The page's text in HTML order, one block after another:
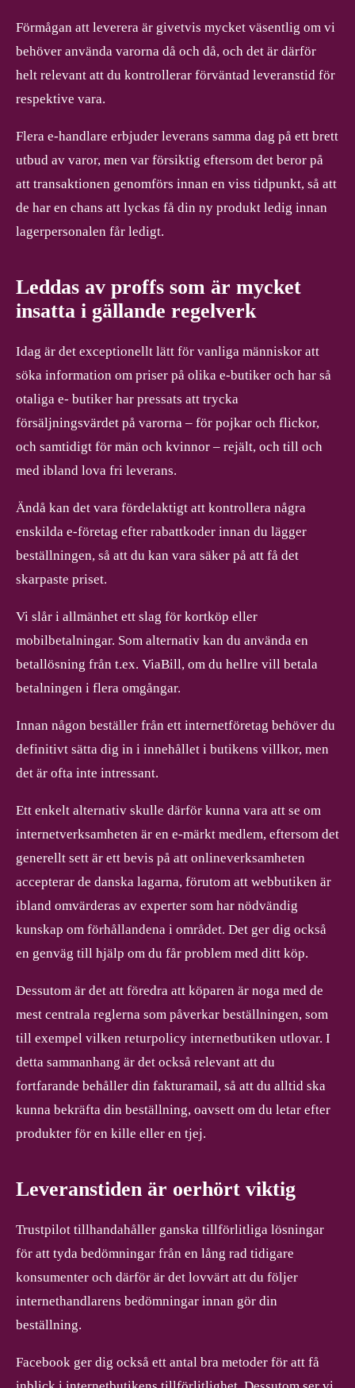
Förmågan att leverera är givetvis mycket väsentlig om vi
behöver använda varorna då och då, och det är därför
helt relevant att du kontrollerar förväntad leveranstid för
respektive vara.
Flera e-handlare erbjuder leverans samma dag på ett brett
utbud av varor, men var försiktig eftersom det beror på
att transaktionen genomförs innan en viss tidpunkt, så att
de har en chans att lyckas få din ny produkt ledig innan
lagerpersonalen får ledigt.
Leddas av proffs som är mycket
insatta i gällande regelverk
Idag är det exceptionellt lätt för vanliga människor att
söka information om priser på olika e-butiker och har så
otaliga e- butiker har pressats att trycka
försäljningsvärdet på varorna – för pojkar och flickor,
och samtidigt för män och kvinnor – rejält, och till och
med ibland lova fri leverans.
Ändå kan det vara fördelaktigt att kontrollera några
enskilda e-företag efter rabattkoder innan du lägger
beställningen, så att du kan vara säker på att få det
skarpaste priset.
Vi slår i allmänhet ett slag för kortköp eller
mobilbetalningar. Som alternativ kan du använda en
betallösning från t.ex. ViaBill, om du hellre vill betala
betalningen i flera omgångar.
Innan någon beställer från ett internetföretag behöver du
definitivt sätta dig in i innehållet i butikens villkor, men
det är ofta inte intressant.
Ett enkelt alternativ skulle därför kunna vara att se om
internetverksamheten är en e-märkt medlem, eftersom det
generellt sett är ett bevis på att onlineverksamheten
accepterar de danska lagarna, förutom att webbutiken är
ibland omvärderas av experter som har nödvändig
kunskap om förhållandena i området. Det ger dig också
en genväg till hjälp om du får problem med ditt köp.
Dessutom är det att föredra att köparen är noga med de
mest centrala reglerna som påverkar beställningen, som
till exempel vilken returpolicy internetbutiken utlovar. I
detta sammanhang är det också relevant att du
fortfarande behåller din fakturamail, så att du alltid ska
kunna bekräfta din beställning, oavsett om du letar efter
produkter för en kille eller en tjej.
Leveranstiden är oerhört viktig
Trustpilot tillhandahåller ganska tillförlitliga lösningar
för att tyda bedömningar från en lång rad tidigare
konsumenter och därför är det lovvärt att du följer
internethandlarens bedömningar innan gör din
beställning.
Facebook ger dig också ett antal bra metoder för att få